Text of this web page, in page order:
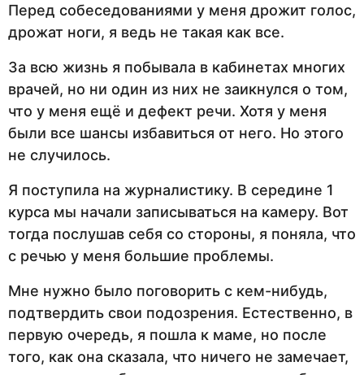
Перед собеседованиями у меня дрожит голос,
дрожат ноги, я ведь не такая как все.
За всю жизнь я побывала в кабинетах многих
врачей, но ни один из них не заикнулся о том,
что у меня ещё и дефект речи. Хотя у меня
были все шансы избавиться от него. Но этого
не случилось.
Я поступила на журналистику. В середине 1
курса мы начали записываться на камеру. Вот
тогда послушав себя со стороны, я поняла, что
с речью у меня большие проблемы.
Мне нужно было поговорить с кем-нибудь,
подтвердить свои подозрения. Естественно, в
первую очередь, я пошла к маме, но после
того, как она сказала, что ничего не замечает,